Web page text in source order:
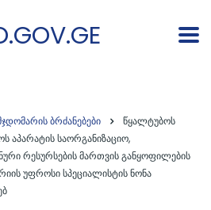
ბრძანებები
წყალტუბოს
აპარატის საორგანიზაციო,
რესურსების მართვის განყოფილების
უფროსი სპეციალისტის ნონა